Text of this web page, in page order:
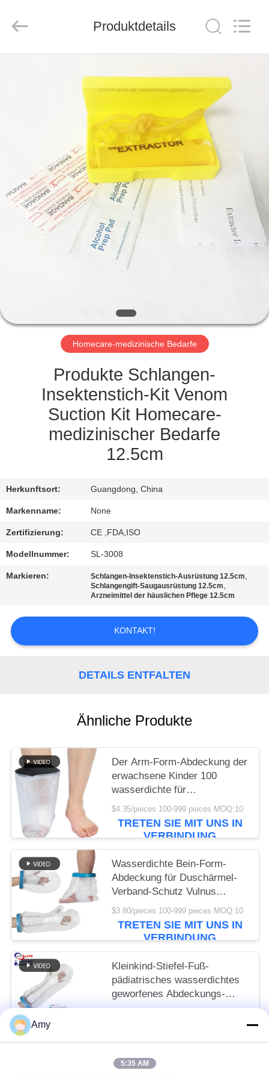
PRODUKTE
UNS
WERKSBESICHTIGUNG
QUALITÄTSKONTROLLE
MIT
UNS
NEUIGKEITEN
RECHTSSACHEN
BITTE UM
ANGEBOT
DATENSCHUTZRICHTLINIE
Ltd..
Produktdetails
Homecare-medizinische Bedarfe
Produkte Schlangen-
Insektenstich-Kit Venom
Suction Kit Homecare-
medizinischer Bedarfe
12.5cm
Herkunftsort: Guangdong, China
Markenname: None
Zertifizierung: CE ,FDA,ISO
Modellnummer: SL-3008
Markieren: Schlangen-Insektenstich-Ausrüstung 12.5cm,
Schlangengift-Saugausrüstung 12.5cm,
Arzneimittel der häuslichen Pflege 12.5cm
KONTAKT!
DETAILS ENTFALTEN
Ähnliche Produkte
Der Arm-Form-Abdeckung der
erwachsene Kinder 100
wasserdichte für
schwimmenden Duschbein-
Verband
$4.35/pieces 100-999 pieces MOQ:10
TRETEN SIE MIT UNS IN
VERBINDUNG
Wasserdichte Bein-Form-
Abdeckung für Duschärmel-
Verband-Schutz Vulnus
verbrennen Brand-Knöchel-
Wunde
$3.80/pieces 100-999 pieces MOQ:10
TRETEN SIE MIT UNS IN
VERBINDUNG
Kleinkind-Stiefel-Fuß-
pädiatrisches wasserdichtes
geworfenes Abdeckungs-
Schutz-Kinderarm-Bein-
VERBINDUNG
Amy
5:35 AM